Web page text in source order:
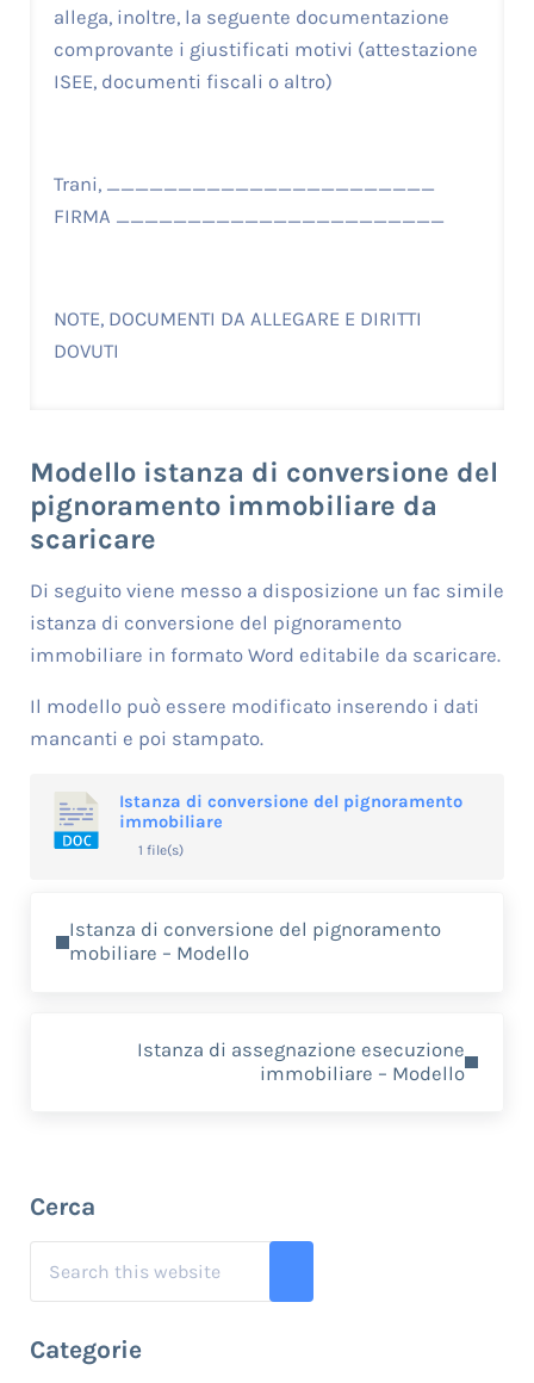
allega, inoltre, la seguente documentazione
comprovante i giustificati motivi (attestazione
ISEE, documenti fiscali o altro)
Trani, _______________________
FIRMA _______________________
NOTE, DOCUMENTI DA ALLEGARE E DIRITTI
DOVUTI
Modello istanza di conversione del
pignoramento immobiliare da
scaricare
Di seguito viene messo a disposizione un fac simile
istanza di conversione del pignoramento
immobiliare in formato Word editabile da scaricare.
Il modello può essere modificato inserendo i dati
mancanti e poi stampato.
Istanza di conversione del pignoramento
immobiliare
1 file(s)
Istanza di conversione del pignoramento
mobiliare – Modello
Istanza di assegnazione esecuzione
immobiliare – Modello
Sidebar
Cerca
Categorie